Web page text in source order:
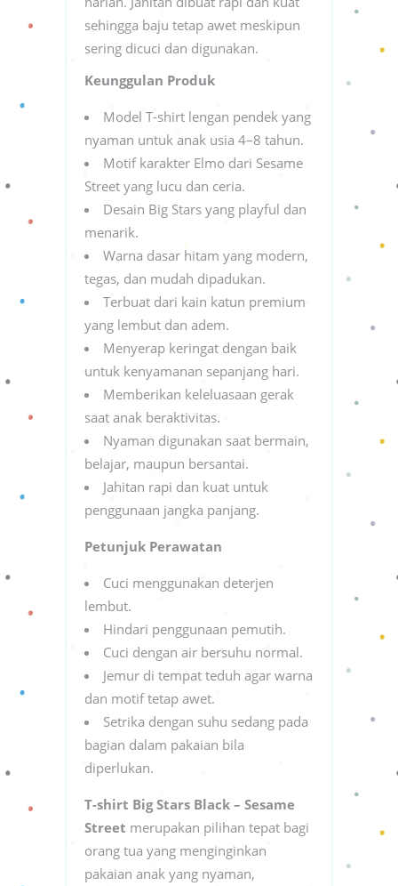
sehingga baju tetap awet meskipun
sering dicuci dan digunakan.
Keunggulan Produk
Model T-shirt lengan pendek yang
nyaman untuk anak usia 4–8 tahun.
Motif karakter Elmo dari Sesame
Street yang lucu dan ceria.
Desain Big Stars yang playful dan
menarik.
Warna dasar hitam yang modern,
tegas, dan mudah dipadukan.
Terbuat dari kain katun premium
yang lembut dan adem.
Menyerap keringat dengan baik
untuk kenyamanan sepanjang hari.
Memberikan keleluasaan gerak
saat anak beraktivitas.
Nyaman digunakan saat bermain,
belajar, maupun bersantai.
Jahitan rapi dan kuat untuk
penggunaan jangka panjang.
Petunjuk Perawatan
Cuci menggunakan deterjen
lembut.
Hindari penggunaan pemutih.
Cuci dengan air bersuhu normal.
Jemur di tempat teduh agar warna
dan motif tetap awet.
Setrika dengan suhu sedang pada
bagian dalam pakaian bila
diperlukan.
T-shirt Big Stars Black – Sesame
Street merupakan pilihan tepat bagi
orang tua yang menginginkan
pakaian anak yang nyaman,